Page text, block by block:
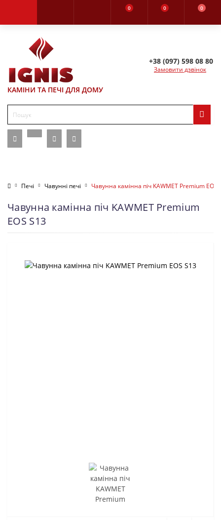
0 0 0
КАМІНИ ТА ПЕЧІ ДЛЯ ДОМУ
+38 (097) 598 08 80
Замовити дзвінок
Печі Чавунні печі Чавунна камінна піч KAWMET Premium EOS
Чавунна камінна піч KAWMET Premium
EOS S13